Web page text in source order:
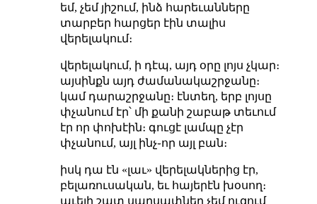
եմ, չեմ յիշում, ինձ հարեւանները
տարբեր հարցեր էին տալիս
վերելակում։
վերելակում, ի դէպ, այդ օրը լոյս չկար։
այսինքն այդ ժամանակաշրջանը։
կամ դարաշրջանը։ էնտեղ, երբ լոյսը
փչանում էր՝ մի քանի շաբաթ տեւում
էր որ փոխէին։ գուցէ լամպը չէր
փչանում, այլ ինչ֊որ այլ բան։
իսկ դա էն «լաւ» վերելակներից էր,
բելառուսական, եւ հայերէն խօսող։
աւելի շատ սարսափներ չեմ ուզում